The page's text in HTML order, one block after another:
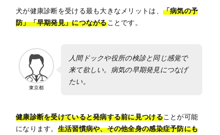
犬が健康診断を受ける最も大きなメリットは、 「病気の予
防」「早期発見」につながることです。
東京都
人間ドックや役所の検診と同じ感覚で
来て欲しい。病気の早期発見につなげ
たい。
健康診断を受けていると発病する前に見つけることが可能
になります。 生活習慣病や、その他全身の感染症予防にも